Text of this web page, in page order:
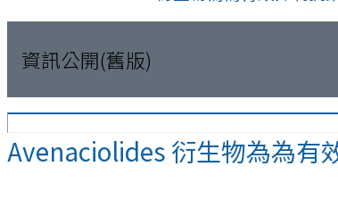
資訊公開(舊版)
Avenaciolides 衍生物為為